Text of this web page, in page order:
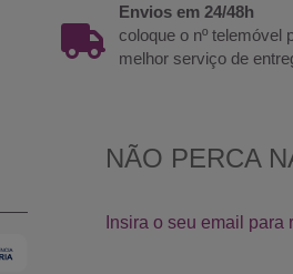
Envios em 24/48h
coloque o nº telemóvel
melhor serviço de